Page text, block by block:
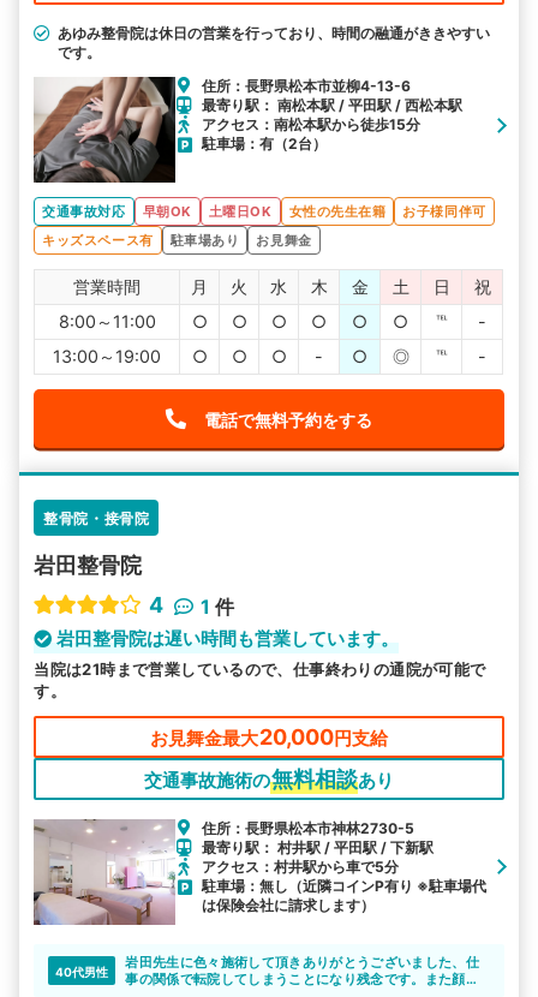
あゆみ整骨院は休日の営業を行っており、時間の融通がききやすい
です。
住所：長野県松本市並柳4-13-6
最寄り駅： 南松本駅 / 平田駅 / 西松本駅
アクセス：南松本駅から徒歩15分
駐車場：有（2台）
交通事故対応 早朝OK 土曜日OK 女性の先生在籍
お子様同伴可
キッズスペース有
駐車場あり お見舞金
営業時間 月 火 水 木 金 土 日
祝
8:00～11:00
○ ○ ○ ○ ○ ○ ℡
-
13:00～19:00
○ ○ ○ - ○ ◎ ℡ -
電話で無料予約をする
整骨院・接骨院
岩田整骨院
4
1 件
岩田整骨院は遅い時間も営業しています。
当院は21時まで営業しているので、仕事終わりの通院が可能で
す。
お見舞金最大20,000円支給
交通事故施術の無料相談あり
住所：長野県松本市神林2730-5
最寄り駅： 村井駅 / 平田駅 / 下新駅
アクセス：村井駅から車で5分
駐車場：無し（近隣コインP有り ※駐車場代
は保険会社に請求します）
40代男性
岩田先生に色々施術して頂きありがとうございました、仕
事の関係で転院してしまうことになり残念です。また顔を